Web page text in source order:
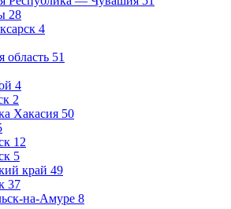
28
4
область 51
4
2
Хакасия 50
12
5
край 49
37
на-Амуре 8